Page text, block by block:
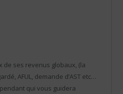
de ses revenus globaux, (la
AFUL, demande d’AST etc…
qui vous guidera